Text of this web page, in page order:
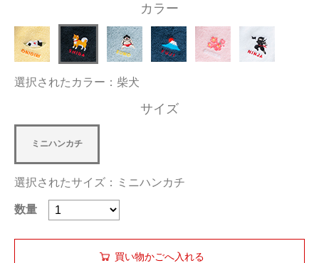
大量購入・法人向けの購入の方は
お問い合わせ
カラー
選択されたカラー：柴犬
サイズ
ミニハンカチ
選択されたサイズ：ミニハンカチ
数量